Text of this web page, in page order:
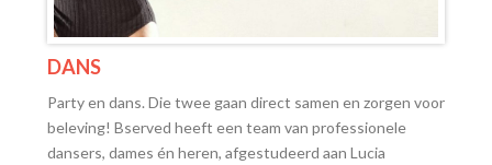
DANS
Party en dans. Die twee gaan direct samen en zorgen voor
beleving! Bserved heeft een team van professionele
dansers, dames én heren, afgestudeerd aan Lucia